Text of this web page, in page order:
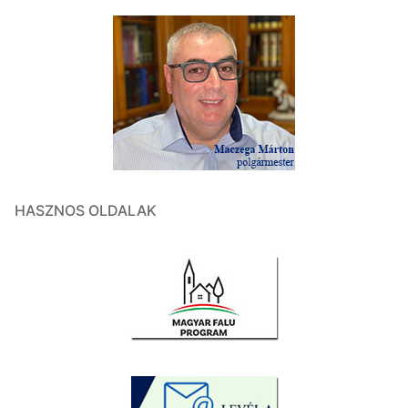
HASZNOS OLDALAK